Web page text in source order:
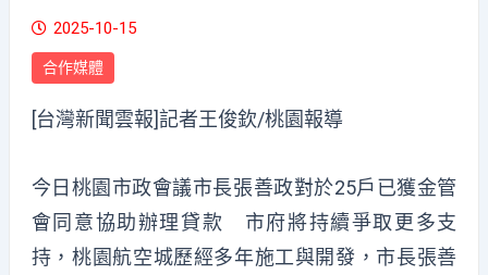
2025-10-15
合作媒體
[台灣新聞雲報]記者王俊欽/桃園報導
今日桃園市政會議市長張善政對於25戶已獲金管
會同意協助辦理貸款 市府將持續爭取更多支
持，桃園航空城歷經多年施工與開發，市長張善